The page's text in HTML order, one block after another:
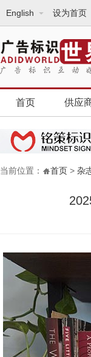
English 设为首页
首页 供应
当前位置： 首页 > 杂